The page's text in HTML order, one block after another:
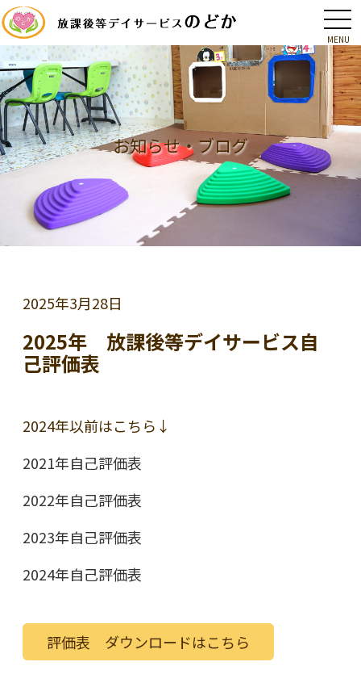
ホ
ー
ム
MENU
お知らせ・ブログ
2025年3月28日
2025年 放課後等デイサービス自
己評価表
2024年以前はこちら↓
2021年自己評価表
2022年自己評価表
2023年自己評価表
2024年自己評価表
評価表 ダウンロードはこちら